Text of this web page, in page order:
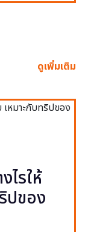
ดูเพิ่มเติม
ไรให้
ปของ